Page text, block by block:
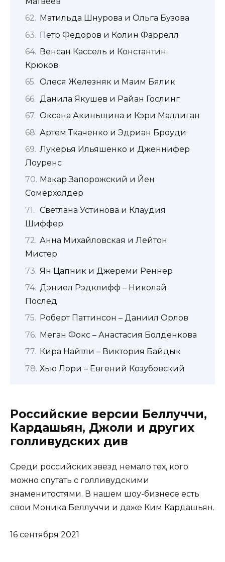
Матильда Шнурова и Ольга Бузова
Петр Федоров и Колин Фаррелл
Венсан Кассель и Константин
Крюков
Олеся Железняк и Маим Бялик
Данила Якушев и Райан Гослинг
Оксана Акиньшина и Кэри Маллиган
Артем Ткаченко и Эдриан Броуди
Лукерья Ильяшенко и Дженнифер
Лоуренс
Макар Запорожский и Йен
Сомерхолдер
Светлана Устинова и Клаудия
Шиффер
Анна Михайловская и Лейтон
Мистер
Ян Цапник и Джереми Реннер
Дэниел Рэдклифф – Николай
Послед
Роберт Паттинсон – Даниил Орлов
Меган Фокс – Анастасия Болденкова
Кира Найтли – Виктория Байдык
Хью Лори – Евгений Козубовский
Российские версии Беллуччи,
Кардашьян, Джоли и других
голливудских див
Среди российских звезд немало тех, кого
можно спутать с голливудскими
знаменитостями. В нашем шоу-бизнесе есть
свои Моника Беллуччи и даже Ким Кардашьян.
16 сентября 2021